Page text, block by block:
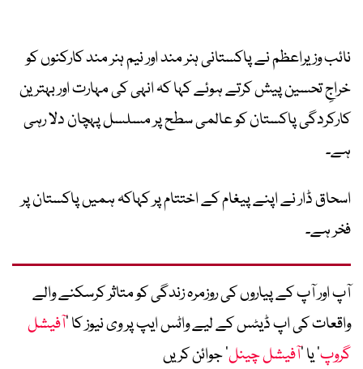
نائب وزیراعظم نے پاکستانی ہنر مند اور نیم ہنر مند کارکنوں کو
خراجِ تحسین پیش کرتے ہوئے کہا کہ انہی کی مہارت اور بہترین
کارکردگی پاکستان کو عالمی سطح پر مسلسل پہچان دلا رہی
ہے۔
اسحاق ڈار نے اپنے پیغام کے اختتام پر کہاکہ ہمیں پاکستان پر
فخر ہے۔
آپ اور آپ کے پیاروں کی روزمرہ زندگی کو متاثر کرسکنے والے
واقعات کی اپ ڈیٹس کے لیے واٹس ایپ پر وی نیوز کا ’آفیشل
گروپ‘ یا ’آفیشل چینل‘ جوائن کریں